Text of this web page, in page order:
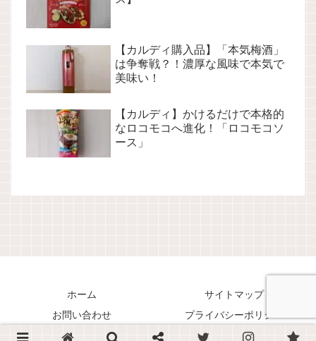
【カルディ購入品】「本気梅酒」
は争奪戦？！濃厚な風味で本気で
美味い！
【カルディ】かけるだけで本格的
なロコモコへ進化！「ロコモコソ
ース」
ホーム
サイトマップ
お問い合わせ
プライバシーポリシー